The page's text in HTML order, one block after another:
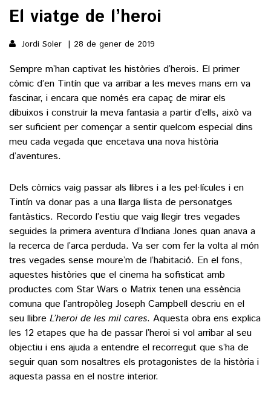
POLÍTICA
SOCIETAT
ECONOMIA
ESPORTS
FUTBOL
HOQUEI PATINS
VEURE TOTES
CULTURA
LLIBRES
CALAIX
VEURE TOTES
FOTOGALERIES
9MAGAZÍN
AGENDA
BLOGOSFERA
El viatge de l’heroi
Jordi Soler 28 de gener de 2019
Sempre m’han captivat les històries d’herois. El primer
còmic d’en Tintín que va arribar a les meves mans em va
fascinar, i encara que només era capaç de mirar els
dibuixos i construir la meva fantasia a partir d’ells, això va
ser suficient per començar a sentir quelcom especial dins
meu cada vegada que encetava una nova història
d’aventures.
Dels còmics vaig passar als llibres i a les pel·lícules i en
Tintín va donar pas a una llarga llista de personatges
fantàstics. Recordo l’estiu que vaig llegir tres vegades
seguides la primera aventura d’Indiana Jones quan anava a
la recerca de l’arca perduda. Va ser com fer la volta al món
tres vegades sense moure’m de l’habitació. En el fons,
aquestes històries que el cinema ha sofisticat amb
productes com Star Wars o Matrix tenen una essència
comuna que l’antropòleg Joseph Campbell descriu en el
seu llibre L’heroi de les mil cares. Aquesta obra ens explica
les 12 etapes que ha de passar l’heroi si vol arribar al seu
objectiu i ens ajuda a entendre el recorregut que s’ha de
seguir quan som nosaltres els protagonistes de la història i
aquesta passa en el nostre interior.